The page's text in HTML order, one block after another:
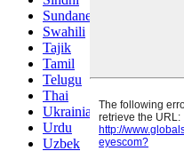
Sundanese
Swahili
Tajik
Tamil
Telugu
Thai
Ukrainian
Urdu
Uzbek